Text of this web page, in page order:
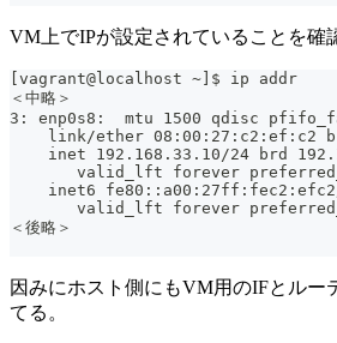
VM上でIPが設定されていることを確
[vagrant@localhost ~]$ ip addr
＜中略＞
3: enp0s8:  mtu 1500 qdisc
link/ether 08:00:27:c2:ef:c2
inet 192.168.33.10/24 brd
valid_lft forever
inet6
valid_lft forever
＜後略＞
因みにホスト側にもVM用のIFとルー
てる。